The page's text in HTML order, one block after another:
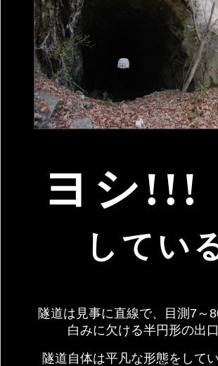
ヨシ!!!
してい
隧道は見事に直線で、目測7～
白みに欠ける半円形の出
隧道自体は平凡な形態をして